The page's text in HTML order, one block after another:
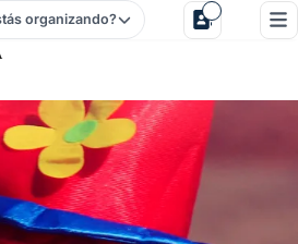
Para Fiestas Y Eventos En
organizando?